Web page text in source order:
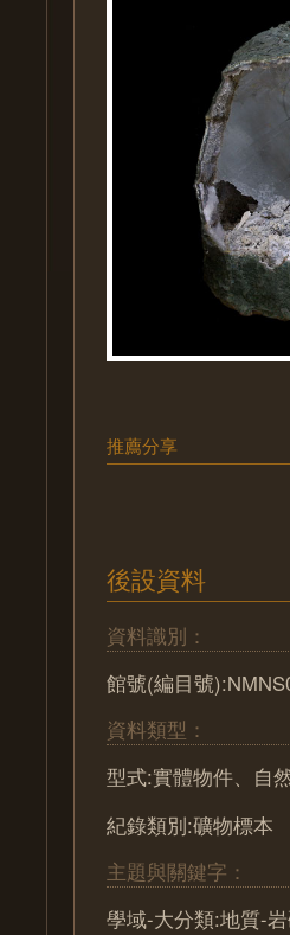
推薦分享
後設資料
資料識別：
館號(編目號
資料類型：
型式:實體物件、自
紀錄類別:礦物標本
主題與關鍵字：
學域-大分類:地質-